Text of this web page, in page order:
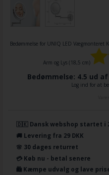
Bedømmelse for UNIQ LED Vægmonteret
Arm og Lys (18,5 cm)
Bedømmelse: 4.5 ud
Log ind for at
🇩🇰 Dansk webshop startet i
🚚 Levering fra 29 DKK
🌸 30 dages returret
💳 Køb nu - betal senere
🛍️ Kæmpe udvalg og lave